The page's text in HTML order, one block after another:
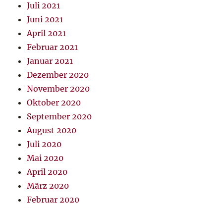
Juli 2021
Juni 2021
April 2021
Februar 2021
Januar 2021
Dezember 2020
November 2020
Oktober 2020
September 2020
August 2020
Juli 2020
Mai 2020
April 2020
März 2020
Februar 2020